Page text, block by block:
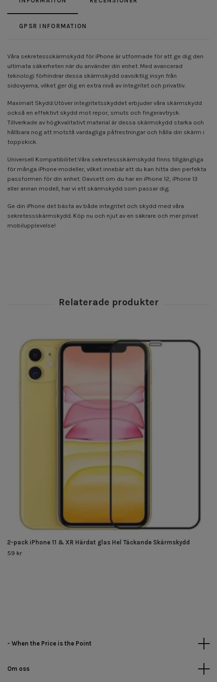
GPSR INFORMATION
Våra sekretessskärmskydd för iPhone är utformade för att ge dig den
ultimata säkerheten när du använder din enhet. Med avancerad
teknologi förhindrar dessa skärmskydd oavsiktlig insyn från
sidovyerna, vilket ger dig en extra nivå av integritet och privatliv.
Maximalt Skydd:Utöver integritetsskyddet erbjuder våra skärmskydd
också en effektivt skydd mot repor, smuts och fingeravtryck.
Tillverkade av högkvalitativt material är dessa skärmskydd starka och
hållbara nog att motstå vardagliga påfrestningar och hålla din skärm i
toppskick.
Universell Kompatibilitet:Våra sekretessskärmskydd finns tillgängliga
för många iPhone-modeller, vilket innebär att du kan hitta den perfekta
passformen för din enhet. Oavsett om du har en iPhone 12, iPhone 13
eller annan modell, har vi ett skärmskydd som passar dig.
Ge din iPhone det bästa av både integritet och skydd med våra
sekretessskärmskydd. Köp nu och njut av en säkrare och mer privat
mobilupplevelse!
2-pack iPhone 11 & XR Härdat glas Hel Täckande Skärmskydd
59 kr
- When the Price is the Point
Om oss